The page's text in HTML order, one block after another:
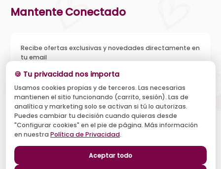
Mantente Conectado
Recibe ofertas exclusivas y novedades directamente en
tu email
Acepto recibir novedades y ofertas, y el tratamiento de mi
email según la Política de Privacidad . Puedo darme de baja
cuando quiera.
Suscribirse
🍪 Tu privacidad nos importa
Usamos cookies propias y de terceros. Las necesarias
mantienen el sitio funcionando (carrito, sesión). Las de
analítica y marketing solo se activan si tú lo autorizas.
Puedes cambiar tu decisión cuando quieras desde
"Configurar cookies" en el pie de página. Más información
en nuestra Política de Privacidad.
Aceptar todo